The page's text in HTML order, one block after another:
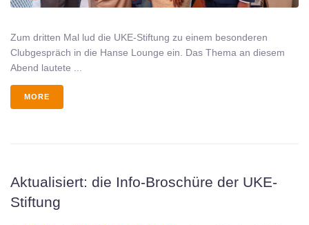
Zum dritten Mal lud die UKE-Stiftung zu einem besonderen
Clubgespräch in die Hanse Lounge ein. Das Thema an diesem
Abend lautete ...
MORE
Aktualisiert: die Info-Broschüre der UKE-
Stiftung